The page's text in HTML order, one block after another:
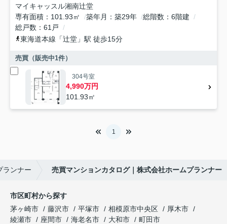
マイキャッスル湘南辻堂
専有面積
101.93㎡ 築年月 築29年 総階数
6階建
総戸数
61戸
東海道本線 「辻堂 」駅 徒歩15分
売買（販売中1件）
304号室
4,990万円
101.93㎡
1
ランナー 売買マンションカタログ｜株式会社ホームプランナー
市区町村から探す
茅ヶ崎市
藤沢市 平塚市 相模原市中央区
厚木市
綾瀬市
座間市 海老名市 大和市
町田市